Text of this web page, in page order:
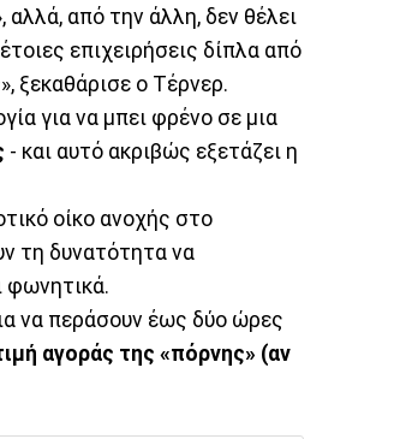
αλλά, από την άλλη, δεν θέλει
επιχειρήσεις δίπλα από
ξεκαθάρισε ο Τέρνερ.
για να μπει φρένο σε μια
- και αυτό ακριβώς εξετάζει η
οίκο ανοχής στο
τη δυνατότητα να
φωνητικά.
να περάσουν έως δύο ώρες
αγοράς της «πόρνης» (αν